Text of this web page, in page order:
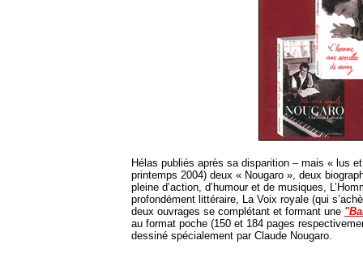
Hélas publiés après sa disparition – mais « lus
printemps 2004) deux « Nougaro », deux
pleine d’action, d’humour et de musiques,
profondément littéraire, La Voix royale (qui
deux ouvrages se complétant et formant une
au format poche (150 et 184 pages
dessiné spécialement par Claude Nougaro.